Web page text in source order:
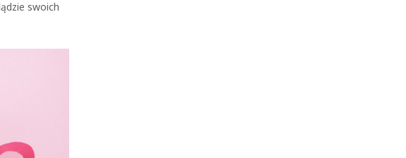
swoich